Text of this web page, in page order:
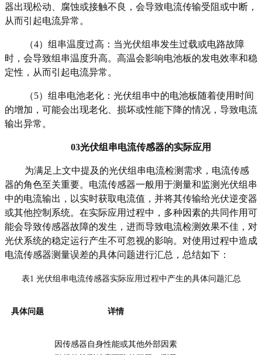
器出现松动、腐蚀或接触不良，会导致电流传输受阻或中断，
从而引起电流异常。
（4） 组串温度过高：当光伏组串发生过载或电路故障
时，会导致组串温度升高。高温会影响电池板的发电效率和稳
定性，从而引起电流异常。
（5） 组串电池老化：光伏组串中的电池板随着使用时间
的增加，可能会出现老化、损坏或性能下降的情况，导致电流
输出异常。
03光伏组串电流传感器的实际应用
为满足上文中提及的光伏组串电流检测需求 ， 电流传感
器的角色至关重要。 电流传感器一般用于测量和监测光伏组串
中的电流输出，以实时获取电流值，并将其传输给光伏逆变器
或其他控制系统。 在实际应用过程中，多种因素的共同作用可
能会导致传感器故障的发生 ，进而导致电流检测效果不佳 ，对
光伏系统的稳定运行产生不可忽视的影响。 对使用过程中造成
电流传感器测量误差的具体问题进行汇总，总结如下：
表1 光伏组串电流传感器实际应用过程中产生的具体问题汇总
具体问题 详情
因传感器自身性能或其他外部因素